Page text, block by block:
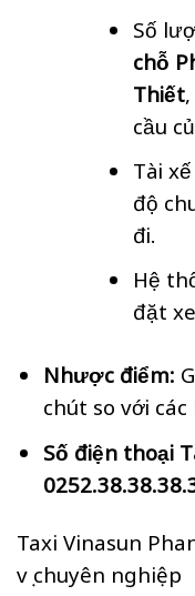
Số
chỗ
Thiết
cầu
Tài
độ
đi.
Hệ
đặt
Nhược điểm:
chút so với
Số điện thoại
Taxi Vinasun
vụ chuyên nghiệp